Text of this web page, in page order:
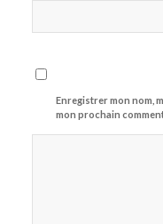
Enregistrer mon nom,
mon prochain